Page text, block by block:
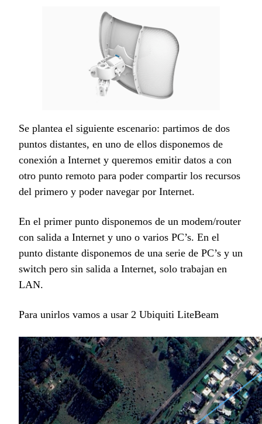
Se plantea el siguiente escenario: partimos de dos
puntos distantes, en uno de ellos disponemos de
conexión a Internet y queremos emitir datos a con
otro punto remoto para poder compartir los recursos
del primero y poder navegar por Internet.
En el primer punto disponemos de un modem/router
con salida a Internet y uno o varios PC’s. En el
punto distante disponemos de una serie de PC’s y un
switch pero sin salida a Internet, solo trabajan en
LAN.
Para unirlos vamos a usar 2 Ubiquiti LiteBeam